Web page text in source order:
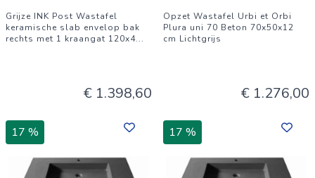
Grijze INK Post Wastafel
keramische slab envelop bak
rechts met 1 kraangat 120x4...
€ 1.398,60
Opzet Wastafel Urbi et Orbi
Plura uni 70 Beton 70x50x12
cm Lichtgrijs
€ 1.276,00
17 % 17 %